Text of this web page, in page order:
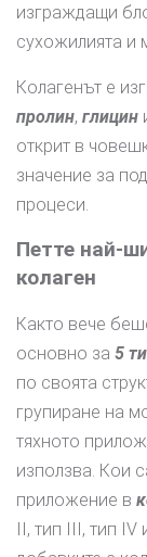
изграждащи
сухожилията и
Колагенът е
пролин, глицин
открит в
значение за
процеси.
Петте най-
колаген
Както вече
основно за 5
по своята
групиране на
тяхното
използва. Кои
приложение в
II, тип III, тип IV